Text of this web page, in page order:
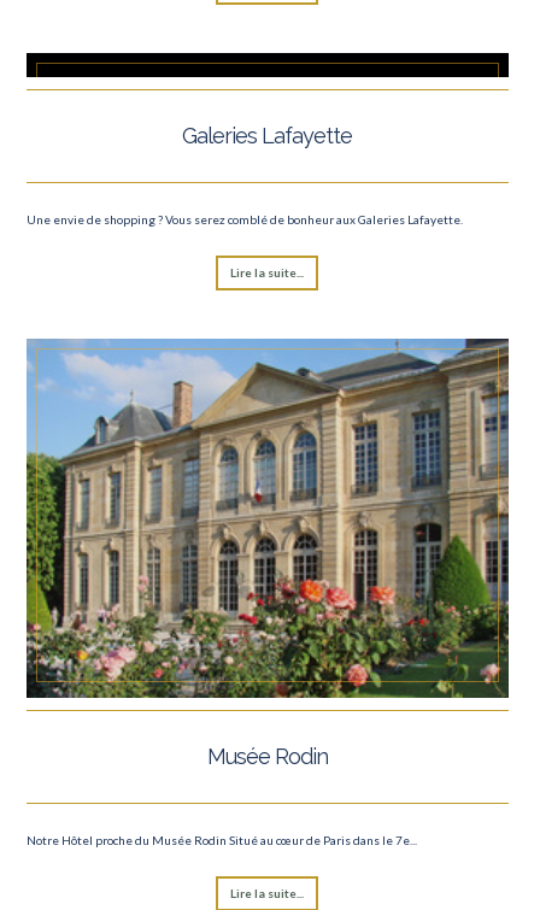
Galeries Lafayette
Une envie de shopping ? Vous serez comblé de bonheur aux Galeries Lafayette.
Lire la suite...
Musée Rodin
Notre Hôtel proche du Musée Rodin Situé au cœur de Paris dans le 7e...
Lire la suite...